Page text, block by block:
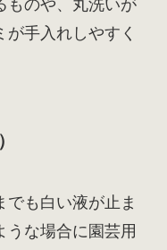
ものや、丸洗いが
が手入れしやすく
でも白い液が止ま
うな場合に園芸用